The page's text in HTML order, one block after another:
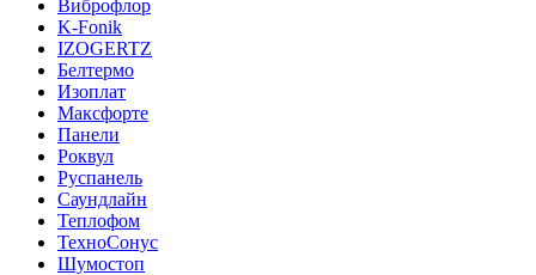
Виброфлор
K-Fonik
IZOGERTZ
Белтермо
Изоплат
Максфорте
Панели
Роквул
Руспанель
Саундлайн
Теплофом
ТехноСонус
Шумостоп